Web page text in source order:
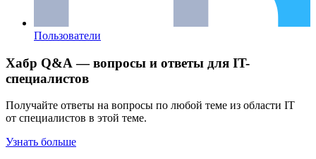
Пользователи
Хабр Q&A — вопросы и ответы для IT-
специалистов
Получайте ответы на вопросы по любой теме из области IT
от специалистов в этой теме.
Узнать больше